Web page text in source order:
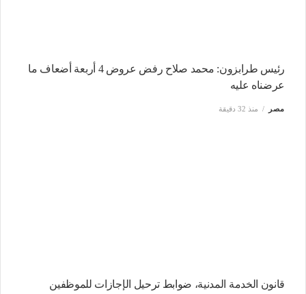
رئيس طرابزون: محمد صلاح رفض عروض 4 أربعة أضعاف ما
عرضناه عليه
مصر منذ 32 دقيقة
قانون الخدمة المدنية، ضوابط ترحيل الإجازات للموظفين